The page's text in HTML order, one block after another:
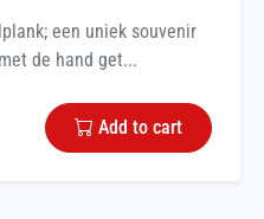
een uniek souvenir
de hand get...
Add to cart